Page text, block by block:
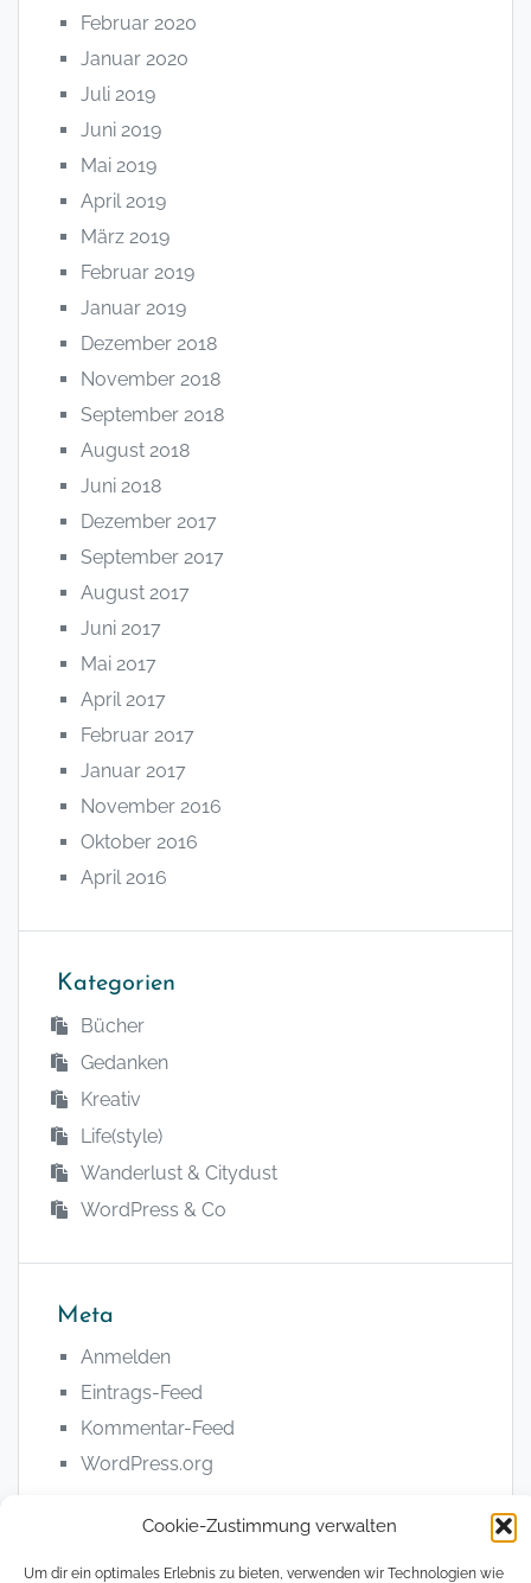
Cookie-Zustimmung verwalten
Um dir ein optimales Erlebnis zu bieten, verwenden wir Technologien wie
Februar 2020
Januar 2020
Juli 2019
Juni 2019
Mai 2019
April 2019
März 2019
Februar 2019
Januar 2019
Dezember 2018
November 2018
September 2018
August 2018
Juni 2018
Dezember 2017
September 2017
August 2017
Juni 2017
Mai 2017
April 2017
Februar 2017
Januar 2017
November 2016
Oktober 2016
April 2016
Kategorien
Bücher
Gedanken
Kreativ
Life(style)
Wanderlust & Citydust
WordPress & Co
Meta
Anmelden
Eintrags-Feed
Kommentar-Feed
WordPress.org